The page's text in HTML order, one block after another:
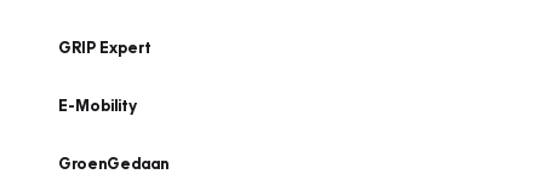
GRIP Expert
E-Mobility
GroenGedaan